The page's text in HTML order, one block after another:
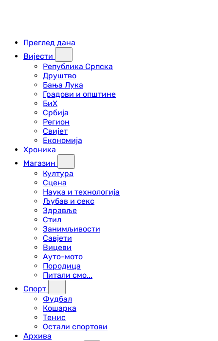
Преглед дана
Вијести
Република Српска
Друштво
Бања Лука
Градови и општине
БиХ
Србија
Регион
Свијет
Економија
Хроника
Магазин
Култура
Сцена
Наука и технологија
Љубав и секс
Здравље
Стил
Занимљивости
Савјети
Вицеви
Ауто-мото
Породица
Питали смо...
Спорт
Фудбал
Кошарка
Тенис
Остали спортови
Архива